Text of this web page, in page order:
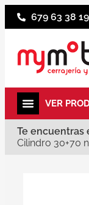
679 63 38 19
Te encuentras
Cilindro 30+70